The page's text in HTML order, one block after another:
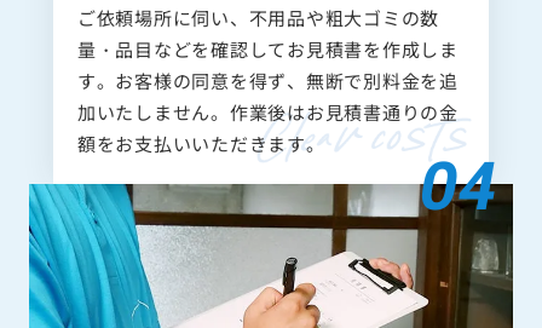
ご依頼場所に伺い、不用品や粗大ゴミの数
量・品目などを確認してお見積書を作成しま
す。お客様の同意を得ず、無断で別料金を追
加いたしません。作業後はお見積書通りの金
額をお支払いいただきます。